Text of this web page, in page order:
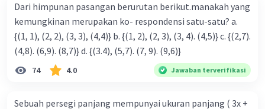
Iklan
Dari himpunan pasangan berurutan berikut.manakah yang
kemungkinan merupakan ko- respondensi satu-satu? a.
{(1, 1), (2, 2), (3, 3), (4,4)} b. {(1, 2), (2, 3), (3, 4). (4,5)} c. {(2,7).
(4,8). (6,9). (8,7)} d. {(3.4), (5,7). (7, 9). (9,6)}
74 4.0 Jawaban terverifikasi
Sebuah persegi panjang mempunyai ukuran panjang ( 3x +